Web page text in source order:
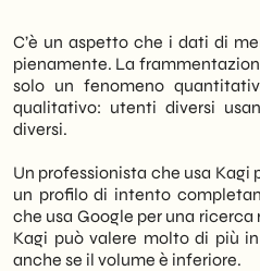
C’è un aspetto che i dati di
pienamente. La
solo un fenomeno
qualitativo: utenti diversi
diversi.
Un professionista che usa
un profilo di intento
che usa Google per una
Kagi può valere molto di più
anche se il volume è inferiore.